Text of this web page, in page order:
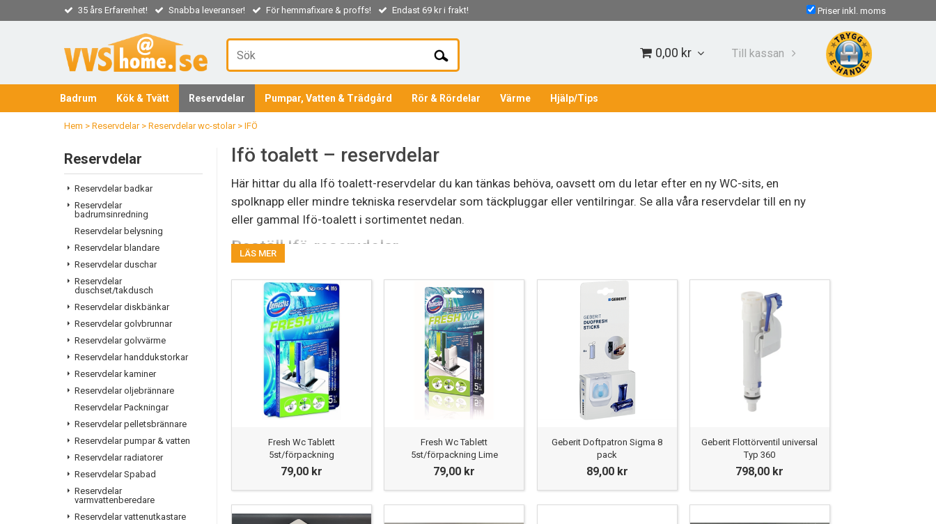
35 års Erfarenhet! Snabba leveranser! För hemmafixare & proffs! Endast 69 kr i frakt! Priser inkl. moms
0,00 kr Till kassan
Badrum Kök & Tvätt Reservdelar Pumpar, Vatten & Trädgård Rör & Rördelar Värme Hjälp/Tips
Hem > Reservdelar> Reservdelar wc-stolar> IFÖ
Reservdelar
Reservdelar badkar
Reservdelar
badrumsinredning
Reservdelar belysning
Reservdelar blandare
Reservdelar duschar
Reservdelar
duschset/takdusch
Reservdelar diskbänkar
Reservdelar golvbrunnar
Reservdelar golvvärme
Reservdelar handdukstorkar
Reservdelar kaminer
Reservdelar oljebrännare
Reservdelar Packningar
Reservdelar pelletsbrännare
Reservdelar pumpar & vatten
Reservdelar radiatorer
Reservdelar Spabad
Reservdelar
varmvattenberedare
Reservdelar vattenutkastare
Ifö toalett – reservdelar
Här hittar du alla Ifö toalett-reservdelar du kan tänkas behöva, oavsett om du letar efter en ny WC-sits, en
spolknapp eller mindre tekniska reservdelar som täckpluggar eller ventilringar. Se alla våra reservdelar till en ny
eller gammal Ifö-toalett i sortimentet nedan.
Beställ Ifö-reservdelar
delar som kan behöva bytas ut eller repareras över tid. Vi har ett stort utbud av delar för varumärkets olika
modeller, bland annat Spira, Vinta och Ifö Sign-reservdelar. Om du inte hittar exakt den produkt som du är på jakt
efter ska du inte tveka att
kontakta oss, eftersom vi även kan ta in fler Ifö-reservdelar än vad som visas i vår
webbshop. Välkommen med din förfrågan!
Hitta din modell av toalettstol
För att hitta rätt reservdelar för din toalett från Ifö så kan du först behöva ta reda på vilken toalettstol du har. Du
identifierar modellen genom att titta på spolknappen, som skiljer sig mellan varumärkes olika modeller (Sign, Care,
Spira med mera). När du vet modell kan du enkelt hitta rätt Ifö-reservdelar för din toalett i vårt utbud!
LÄS MER
Fresh Wc Tablett
5st/förpackning
79,00 kr
Fresh Wc Tablett
5st/förpackning Lime
79,00 kr
Geberit Doftpatron Sigma 8
pack
89,00 kr
Geberit Flottörventil universal
Typ 360
798,00 kr